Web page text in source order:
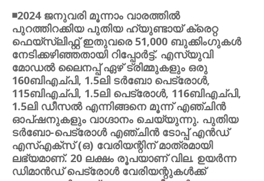
◾2024 ജനുവരി മൂന്നാം വാരത്തില്‍
പുറത്തിറക്കിയ പുതിയ ഹ്യുണ്ടായ് ക്രെറ്റ
ഫെയ്സ്ലിഫ്റ്റ് ഇതുവരെ 51,000 ബുക്കിംഗുകള്‍
നേടിക്കഴിഞ്ഞതായി റിപ്പോര്‍ട്ട്. എസ്യുവി
മോഡല്‍ ലൈനപ്പ് ഏഴ് ട്രിമ്മുകളും ഒരു
160ബിഎച്പി, 1.5ലി ടര്‍ബോ പെട്രോള്‍,
115ബിഎച്പി, 1.5ലി പെട്രോള്‍, 116ബിഎച്പി,
1.5ലി ഡീസല്‍ എന്നിങ്ങനെ മൂന്ന് എഞ്ചിന്‍
ഓപ്ഷനുകളും വാഗ്ദാനം ചെയ്യുന്നു. പുതിയ
ടര്‍ബോ-പെട്രോള്‍ എഞ്ചിന്‍ ടോപ്പ് എന്‍ഡ്
എസ്എക്സ് (ഒ) വേരിയന്റിന് മാത്രമായി
ലഭ്യമാണ്. 20 ലക്ഷം രൂപയാണ് വില. ഉയര്‍ന്ന
ഡിമാന്‍ഡ് പെട്രോള്‍ വേരിയന്റുകള്‍ക്ക്